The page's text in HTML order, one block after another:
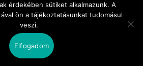
érdekében sütiket alkalmazunk. A
ön a tájékoztatásunkat tudomásul
veszi.
Elfogadom